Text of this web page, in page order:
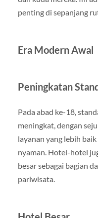
penting di sepanjang
Era Modern Awal
Peningkatan
Pada abad ke-18,
meningkat, dengan
layanan yang lebih
nyaman. Hotel-hotel
besar sebagai bagian
pariwisata.